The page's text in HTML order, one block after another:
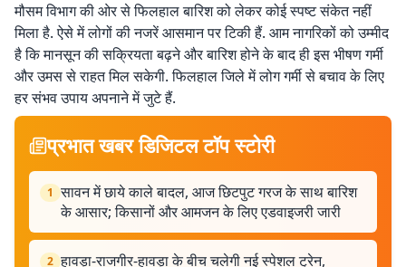
मौसम विभाग की ओर से फिलहाल बारिश को लेकर कोई स्पष्ट संकेत नहीं
मिला है. ऐसे में लोगों की नजरें आसमान पर टिकी हैं. आम नागरिकों को उम्मीद
है कि मानसून की सक्रियता बढ़ने और बारिश होने के बाद ही इस भीषण गर्मी
और उमस से राहत मिल सकेगी. फिलहाल जिले में लोग गर्मी से बचाव के लिए
हर संभव उपाय अपनाने में जुटे हैं.
प्रभात खबर डिजिटल टॉप स्टोरी
1 सावन में छाये काले बादल, आज छिटपुट गरज के साथ बारिश
के आसार; किसानों और आमजन के लिए एडवाइजरी जारी
2 हावड़ा-राजगीर-हावड़ा के बीच चलेगी नई स्पेशल ट्रेन,